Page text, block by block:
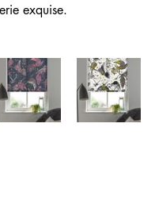
exquise.